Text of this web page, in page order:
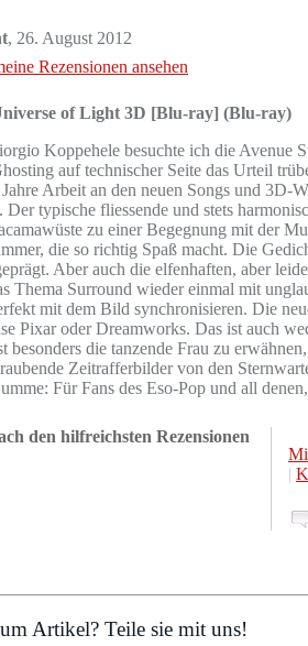
, 26. August 2012
Rezensionen ansehen
of Light 3D [Blu-ray] (Blu-ray)
Koppehele besuchte ich die Avenue
auf technischer Seite das Urteil
Arbeit an den neuen Songs und
typische fliessende und stets
zu einer Begegnung mit der
die so richtig Spaß macht. Die
Aber auch die elfenhaften, aber
Thema Surround wieder einmal mit
mit dem Bild synchronisieren. Die
Pixar oder Dreamworks. Das ist auch
die tanzende Frau zu
Zeitrafferbilder von den
Für Fans des Eso-Pop und all
den hilfreichsten Rezensionen
|
Artikel? Teile sie mit uns!